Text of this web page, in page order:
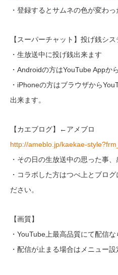
・登録するとサムネの色が変わ
【スーパーチャット】投げ銭シス
・生放送中に投げ銭出来ます
・Androidの方はYouTube Appから
・iPhoneの方はブラウザから
出来ます。
【カエブログ】←アメブロ
http://ameblo.jp/kaekae-
・その日の生放送中の思った事
・コラボした方はつべ上とブロ
ださい。
【画質】
・YouTube上最高品質にて配信
・配信が止まる場合はメニュー